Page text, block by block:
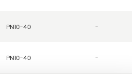
PN10-40 -
PN10-40 -